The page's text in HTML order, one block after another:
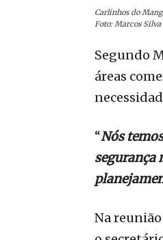
Carlinhos do
Foto: Marcos Silva
Segundo
áreas
“Nós
segurança
Na